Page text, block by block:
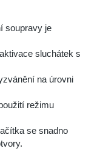
soupravy je
sluchátek s
na úrovni
režimu
se snadno